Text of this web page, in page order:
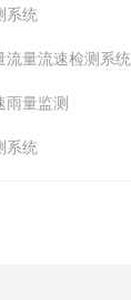
系统
流量流速检测系统
雨量监测
系统